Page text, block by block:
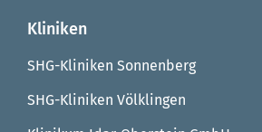
Kliniken
SHG-Kliniken Sonnenberg
SHG-Kliniken Völklingen